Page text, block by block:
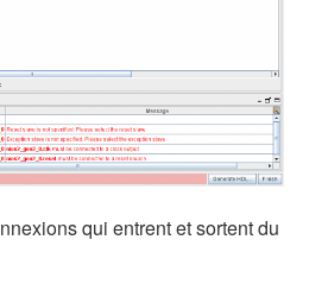
qui entrent et sortent du